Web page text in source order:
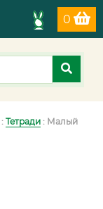
0
: Тетради : Малый